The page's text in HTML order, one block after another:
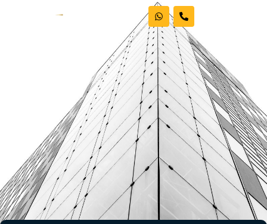
אודות המשרד
דיני עבודה
מקרקעין
פשיטות רגל